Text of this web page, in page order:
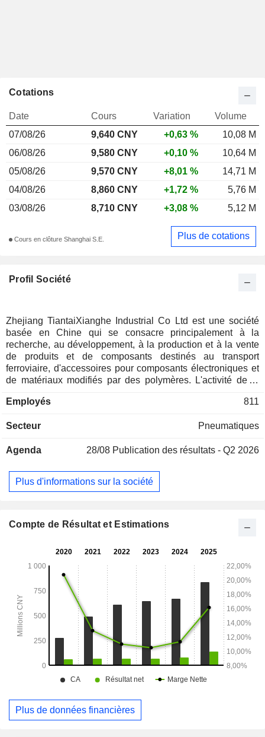
Profil Société
Zhejiang TiantaiXianghe Industrial Co Ltd est une société
basée en Chine qui se consacre principalement à la
recherche, au développement, à la production et à la vente
de produits et de composants destinés au transport
ferroviaire, d'accessoires pour composants électroniques et
de matériaux modifiés par des polymères. L'activité de la
plusieurs catégories de produits, notamment les trains à
de passagers et de marchandises, ainsi que le transport
des accessoires pour composants électroniques consiste
développement, de production et de vente de bouchons
d'étanchéité en caoutchouc, de couvercles et de socles pour
polymères consiste principalement à mener des activités de
nationaux et internationaux.
Employés 811
Secteur Pneumatiques
Agenda 28/08 Publication des résultats - Q2 2026
Plus d'informations sur la société
Cotations
Date Cours Variation
Volume
07/08/26
9,640 CNY +0,63 %
10,08 M
06/08/26
9,580 CNY +0,10 %
10,64 M
05/08/26
9,570 CNY +8,01 %
14,71 M
04/08/26
8,860 CNY +1,72 %
5,76 M
03/08/26
8,710 CNY +3,08 % 5,12 M
Cours en clôture Shanghai S.E. Plus de cotations
Compte de Résultat et Estimations
Plus de données financières